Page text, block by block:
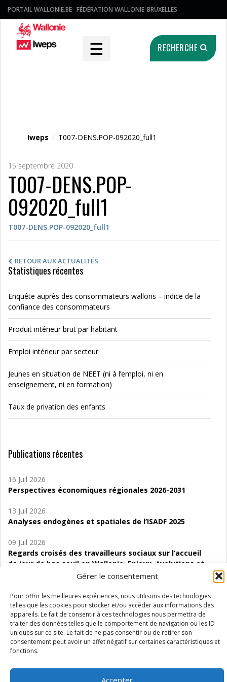
Gérer le consentement
Pour offrir les meilleures expériences, nous utilisons des technologies
telles que les cookies pour stocker et/ou accéder aux informations des
appareils. Le fait de consentir à ces technologies nous permettra de
traiter des données telles que le comportement de navigation ou les ID
uniques sur ce site. Le fait de ne pas consentir ou de retirer son
consentement peut avoir un effet négatif sur certaines caractéristiques et
fonctions.
Accepter
PORTAIL WALLONIE.BE FÉDÉRATION WALLONIE-BRUXELLES
☰ RECHERCHE
Iweps / T007-DENS.POP-092020_full1
15 septembre 2020
T007-DENS.POP-
092020_full1
T007-DENS.POP-092020_full1
RETOUR AUX ACTUALITÉS
Statistiques récentes
Enquête auprès des consommateurs wallons – indice de la
confiance des consommateurs
Produit intérieur brut par habitant
Emploi intérieur par secteur
Jeunes en situation de NEET (ni à l’emploi, ni en
enseignement, ni en formation)
Taux de privation des enfants
Publications récentes
16 Juil 2026
Perspectives économiques régionales 2026-2031
13 Juil 2026
Analyses endogènes et spatiales de l’ISADF 2025
09 Juil 2026
Regards croisés des travailleurs sociaux sur l’accueil
de jour de bas seuil en Wallonie. Enjeux, évolutions et
06 Juil 2026
Étude d’évaluabilité des Structures
d’accompagnement à l’autocréation d’emploi (SAACE)
01 Juil 2026
Pénurie du personnel infirmier :quels indicateurs
Wallonie ?